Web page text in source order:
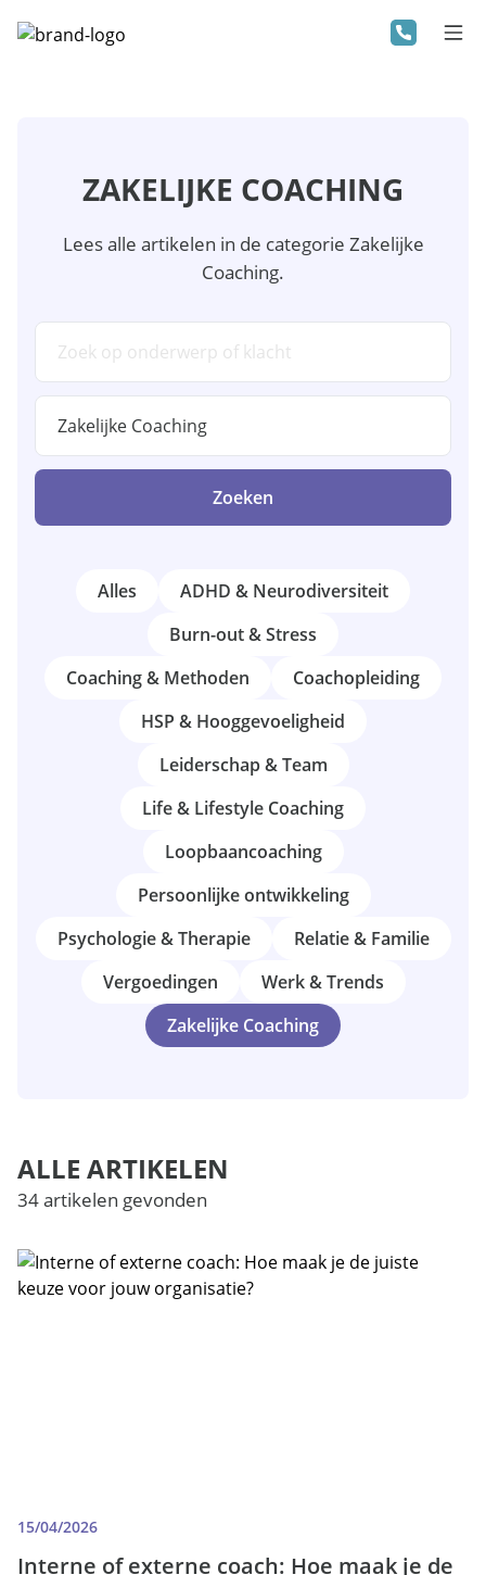
ZAKELIJKE COACHING
Lees alle artikelen in de categorie Zakelijke
Coaching.
Zoeken in kennisbank
Categorie
Zoeken
Alles
ADHD & Neurodiversiteit
Burn-out & Stress
Coaching & Methoden
Coachopleiding
HSP & Hooggevoeligheid
Leiderschap & Team
Life & Lifestyle Coaching
Loopbaancoaching
Persoonlijke ontwikkeling
Psychologie & Therapie
Relatie & Familie
Vergoedingen
Werk & Trends
Zakelijke Coaching
ALLE ARTIKELEN
34 artikelen gevonden
15/04/2026
Interne of externe coach: Hoe maak je de